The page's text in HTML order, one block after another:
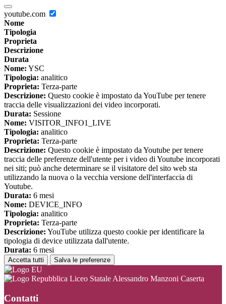
youtube.com
Nome
Tipologia
Proprieta
Descrizione
Durata
Nome: YSC
Tipologia: analitico
Proprieta: Terza-parte
Descrizione: Questo cookie è impostato da YouTube per tenere
traccia delle visualizzazioni dei video incorporati.
Durata: Sessione
Nome: VISITOR_INFO1_LIVE
Tipologia: analitico
Proprieta: Terza-parte
Descrizione: Questo cookie è impostato da Youtube per tenere
traccia delle preferenze dell'utente per i video di Youtube incorporati
nei siti; può anche determinare se il visitatore del sito web sta
utilizzando la nuova o la vecchia versione dell'interfaccia di
Youtube.
Durata: 6 mesi
Nome: DEVICE_INFO
Tipologia: analitico
Proprieta: Terza-parte
Descrizione: YouTube utilizza questo cookie per identificare la
tipologia di device utilizzata dall'utente.
Durata: 6 mesi
Accetta tutti Salva le preferenze
Liceo Statale Alessandro Manzoni Caserta
Contatti